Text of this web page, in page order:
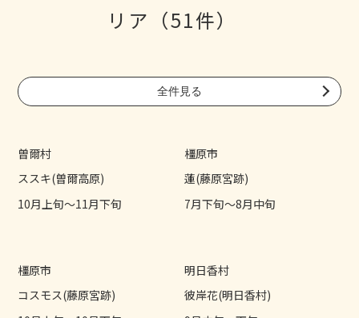
リア（51件）
全件見る
曽爾村
ススキ(曽爾高原)
10月上旬～11月下旬
橿原市
蓮(藤原宮跡)
7月下旬～8月中旬
橿原市
コスモス(藤原宮跡)
明日香村
彼岸花(明日香村)